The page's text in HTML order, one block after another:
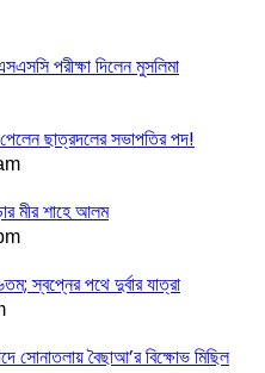
পরীক্ষা দিলেন মুসলিমা
ছাত্রদলের সভাপতির পদ!
মীর শাহে আলম
স্বপ্নের পথে দুর্বার যাত্রা
সোনাতলায় বৈছাআ’র বিক্ষোভ মিছিল